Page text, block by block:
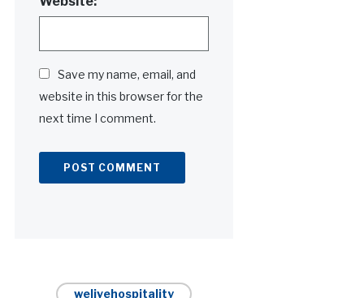
Save my name, email, and
website in this browser for the
next time I comment.
welivehospitality